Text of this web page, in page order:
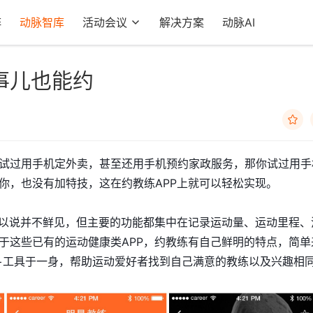
动脉智库 活动会议 解决方案 动脉AI
儿也能约

过用手机定外卖，甚至还用手机预约家政服务，那你试过用
，也没有加特技，这在约教练APP上就可以轻松实现。
说并不鲜见，但主要的功能都集中在记录运动量、运动里程
这些已有的运动健康类APP，约教练有自己鲜明的特点，简
具于一身，帮助运动爱好者找到自己满意的教练以及兴趣相